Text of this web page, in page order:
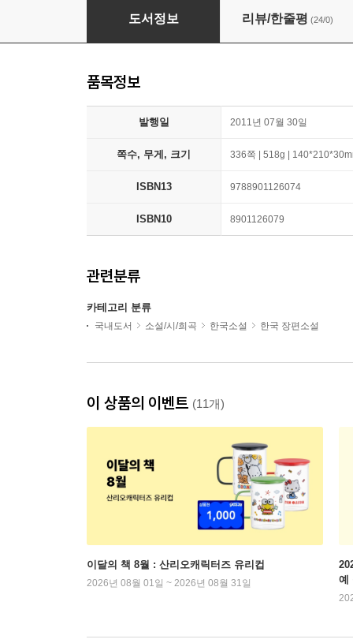
에어포트 피크닉
도서정보 리뷰/한줄평 (24/0)
품목정보
발행일 2011년 07월 30일
쪽수, 무게, 크기 336쪽 | 518g |
ISBN13 9788901126074
ISBN10 8901126079
관련분류
카테고리 분류
국내도서 소설/시/희곡 한국소설 한국 장편소설
이 상품의 이벤트 (11개)
이달의 책 8월 : 산리오캐릭터즈 유리컵
2026년 08월 01일 ~ 2026년 08월 31일
예